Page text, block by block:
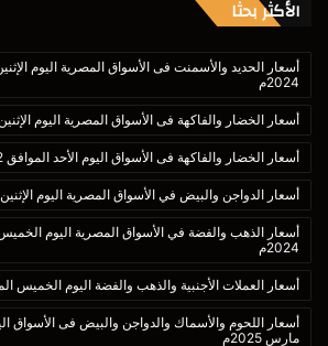
الأكثر بحثا
2024م
أسعار الخضار والفاكهة فى الأسواق المصرية اليوم الإثنين الموافق
أسعار الخضار والفاكهة فى الأسواق اليوم الأحد الموافق 2 فبراير 2025م
أسعار الدواجن والبيض في الأسواق المصرية اليوم الإثنين الموافق 20
2024م
أسعار العملات الأجنبية والذهب والفضة اليوم الخميس الموافق 20
مارس 2025م